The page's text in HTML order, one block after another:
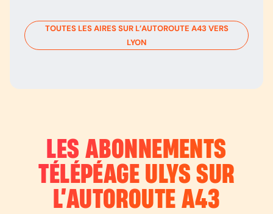
TOUTES LES AIRES SUR L’AUTOROUTE A43 VERS
LYON
LES ABONNEMENTS
TÉLÉPÉAGE ULYS SUR
L’AUTOROUTE A43